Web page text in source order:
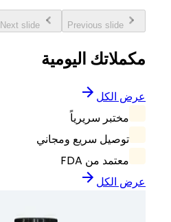
Previous slide
Next slide
مكملاتك اليومية
عرض الكل
مختبر سريرياً
توصيل سريع ومجاني
معتمد من FDA
عرض الكل